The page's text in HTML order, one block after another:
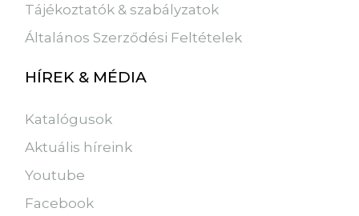
Tájékoztatók & szabályzatok
Általános Szerződési Feltételek
HÍREK & MÉDIA
Katalógusok
Aktuális híreink
Youtube
Facebook